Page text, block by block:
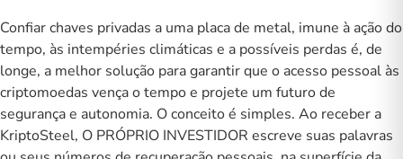
Confiar chaves privadas a uma placa de metal, imune à ação do
tempo, às intempéries climáticas e a possíveis perdas é, de
longe, a melhor solução para garantir que o acesso pessoal às
criptomoedas vença o tempo e projete um futuro de
segurança e autonomia. O conceito é simples. Ao receber a
KriptoSteel, O PRÓPRIO INVESTIDOR escreve suas palavras